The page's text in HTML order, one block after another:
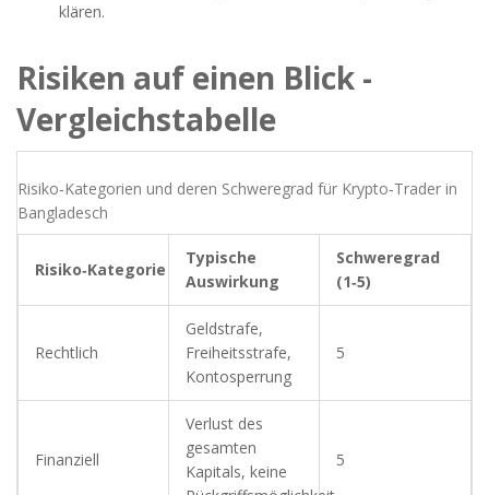
klären.
Risiken auf einen Blick -
Vergleichstabelle
Risiko‑Kategorien und deren Schweregrad für Krypto‑Trader in
Bangladesch
Risiko‑Kategorie
Typische
Auswirkung
Schweregrad
(1‑5)
Rechtlich
Geldstrafe,
Freiheitsstrafe,
Kontosperrung
5
Finanziell
Verlust des
gesamten
Kapitals, keine
5